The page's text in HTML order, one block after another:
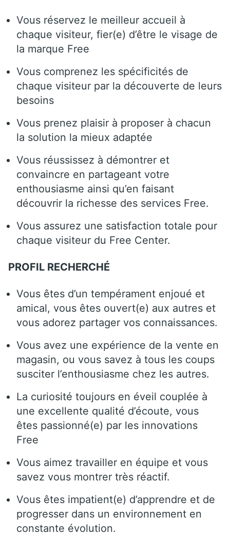
Vous réservez le meilleur accueil à
chaque visiteur, fier(e) d’être le visage de
la marque Free
Vous comprenez les spécificités de
chaque visiteur par la découverte de leurs
besoins
Vous prenez plaisir à proposer à chacun
la solution la mieux adaptée
Vous réussissez à démontrer et
convaincre en partageant votre
enthousiasme ainsi qu’en faisant
découvrir la richesse des services Free.
Vous assurez une satisfaction totale pour
chaque visiteur du Free Center.
PROFIL RECHERCHÉ
Vous êtes d’un tempérament enjoué et
amical, vous êtes ouvert(e) aux autres et
vous adorez partager vos connaissances.
Vous avez une expérience de la vente en
magasin, ou vous savez à tous les coups
susciter l’enthousiasme chez les autres.
La curiosité toujours en éveil couplée à
une excellente qualité d’écoute, vous
êtes passionné(e) par les innovations
Free
Vous aimez travailler en équipe et vous
savez vous montrer très réactif.
Vous êtes impatient(e) d’apprendre et de
progresser dans un environnement en
constante évolution.